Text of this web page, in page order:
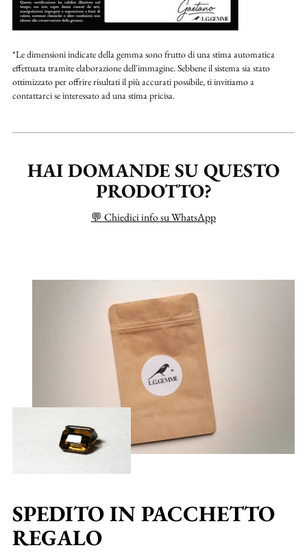
*Le dimensioni indicate della gemma sono frutto di una stima automatica
effettuata tramite elaborazione dell'immagine. Sebbene il sistema sia stato
ottimizzato per offrire risultati il più accurati possibile, ti invitiamo a
contattarci se interessato ad una stima pricisa.
HAI DOMANDE SU QUESTO
PRODOTTO?
💬 Chiedici info su WhatsApp
SPEDITO IN PACCHETTO
REGALO